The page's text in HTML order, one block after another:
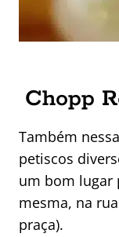
Chopp
Também
petiscos
um bom lugar
mesma, na
praça).